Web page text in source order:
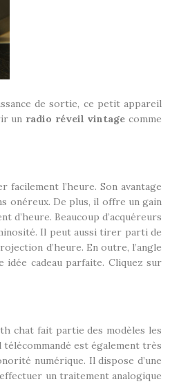
de sortie, ce petit appareil
un radio réveil vintage comme
l’heure. Son avantage
onéreux. De plus, il offre un gain
d’heure. Beaucoup d’acquéreurs
Il peut aussi tirer parti de
d’heure. En outre, l’angle
cadeau parfaite. Cliquez sur
chat fait partie des modèles les
télécommandé est également très
numérique. Il dispose d’une
un traitement analogique